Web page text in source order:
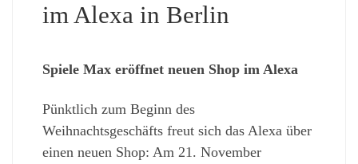
im Alexa in Berlin
Spiele Max eröffnet neuen Shop im Alexa
Pünktlich zum Beginn des
Weihnachtsgeschäfts freut sich das Alexa über
einen neuen Shop: Am 21. November